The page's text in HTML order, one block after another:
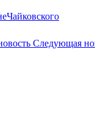
Следующая